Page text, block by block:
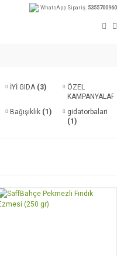
WhatsApp Sipariş: 5355700960
İYİ GIDA (3)
ÖZEL
KAMPANYALAR
Bağışıklık (1)
gidatorbalari
(1)